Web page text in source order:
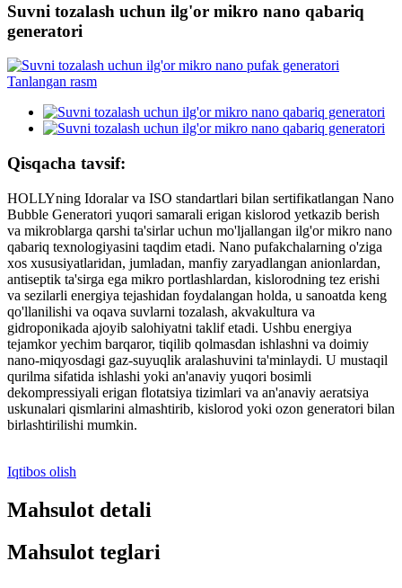
Suvni tozalash uchun ilg'or mikro nano qabariq
generatori
Qisqacha tavsif:
HOLLYning Idoralar va ISO standartlari bilan sertifikatlangan Nano
Bubble Generatori yuqori samarali erigan kislorod yetkazib berish
va mikroblarga qarshi ta'sirlar uchun mo'ljallangan ilg'or mikro nano
qabariq texnologiyasini taqdim etadi. Nano pufakchalarning o'ziga
xos xususiyatlaridan, jumladan, manfiy zaryadlangan anionlardan,
antiseptik ta'sirga ega mikro portlashlardan, kislorodning tez erishi
va sezilarli energiya tejashidan foydalangan holda, u sanoatda keng
qo'llanilishi va oqava suvlarni tozalash, akvakultura va
gidroponikada ajoyib salohiyatni taklif etadi. Ushbu energiya
tejamkor yechim barqaror, tiqilib qolmasdan ishlashni va doimiy
nano-miqyosdagi gaz-suyuqlik aralashuvini ta'minlaydi. U mustaqil
qurilma sifatida ishlashi yoki an'anaviy yuqori bosimli
dekompressiyali erigan flotatsiya tizimlari va an'anaviy aeratsiya
uskunalari qismlarini almashtirib, kislorod yoki ozon generatori bilan
birlashtirilishi mumkin.
Iqtibos olish
Mahsulot detali
Mahsulot teglari